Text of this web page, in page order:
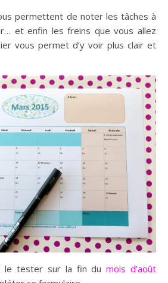
permettent de noter les tâches à
et enfin les freins que vous allez
vous permet d’y voir plus clair et
le tester sur la fin dumois d’août